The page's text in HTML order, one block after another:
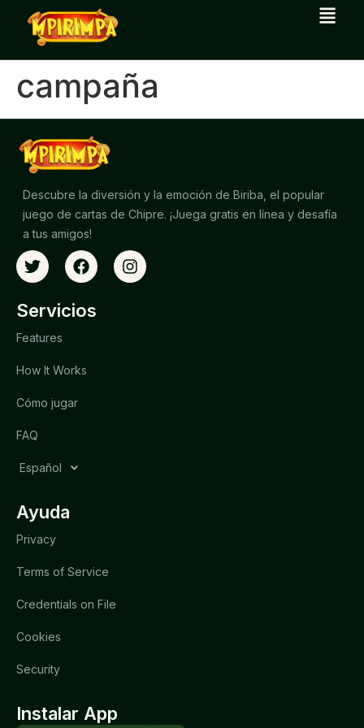
campaña
Descubre la diversión y la emoción de Biriba, el popular
juego de cartas de Chipre. ¡Juega gratis en línea y desafía
a tus amigos!
Servicios
Features
How It Works
Cómo jugar
FAQ
Español
Ayuda
Privacy
Terms of Service
Credentials on File
Cookies
Security
Instalar App